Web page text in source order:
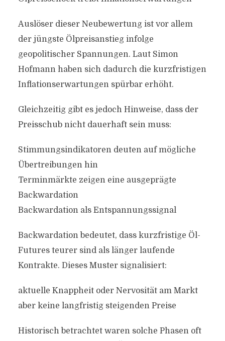
Auslöser dieser Neubewertung ist vor allem
der jüngste Ölpreisanstieg infolge
geopolitischer Spannungen. Laut Simon
Hofmann haben sich dadurch die kurzfristigen
Inflationserwartungen spürbar erhöht.
Gleichzeitig gibt es jedoch Hinweise, dass der
Preisschub nicht dauerhaft sein muss:
Stimmungsindikatoren deuten auf mögliche
Übertreibungen hin
Terminmärkte zeigen eine ausgeprägte
Backwardation
Backwardation als Entspannungssignal
Backwardation bedeutet, dass kurzfristige Öl-
Futures teurer sind als länger laufende
Kontrakte. Dieses Muster signalisiert:
aktuelle Knappheit oder Nervosität am Markt
aber keine langfristig steigenden Preise
Historisch betrachtet waren solche Phasen oft